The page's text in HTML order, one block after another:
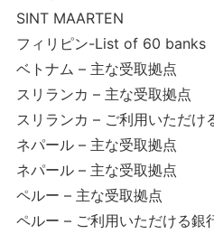
SINT MAARTEN
フィリピン-List of 60 banks
ベトナム – 主な受取拠点
スリランカ – 主な受取拠点
スリランカ – ご利用いただけ
ネパール – 主な受取拠点
ネパール – 主な受取拠点
ペルー – 主な受取拠点
ペルー – ご利用いただける銀